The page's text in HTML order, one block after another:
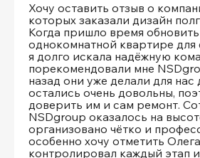
Хочу оставить отзыв о
которых заказали дизайн
Когда пришло время
однокомнатной квартире для
я долго искала надёжную
порекомендовали мне
назад они уже делали для нас
остались очень довольны,
доверить им и сам ремонт.
NSDgroup оказалось на
организовано чётко и
особенно хочу отметить
контролировал каждый этап